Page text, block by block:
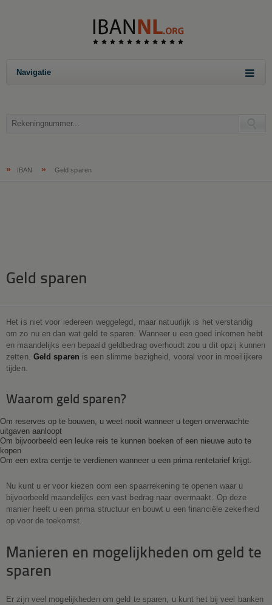
Navigatie
» IBAN » Geld sparen
Geld sparen
Het is niet voor iedereen weggelegd, maar natuurlijk is het verstandig
om zo nu en dan wat geld te sparen. Wanneer u een goed inkomen hebt
en maandelijks een bepaald geldbedrag overhoudt zou u dit opzij kunnen
zetten. Geld sparen is een slimme bezigheid, vooral voor in moeilijkere
tijden.
Waarom geld sparen?
Om reserves op te bouwen, u weet nooit wanneer u tegen onverwachte
uitgaven aanloopt
Om bijvoorbeeld een leuke reis te kunnen boeken of een nieuwe auto te
kopen
Om een extra centje te verdienen wanneer u een prima rentetarief krijgt.
Nu kunt u er voor kiezen oom een spaarrekening te openen waar u
bijvoorbeeld maandelijks een vast bedrag naar overmaakt. Op deze
manier heeft u een prima structuur en bouwt u een financiële zekerheid
op voor de toekomst.
Manieren en mogelijkheden om geld te
sparen
Er zijn veel mogelijkheden om geld te sparen, u kunt het bij veel banken